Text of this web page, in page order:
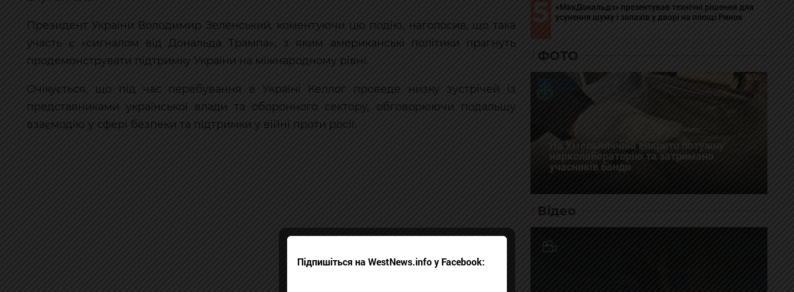
Президент України Володимир Зеленський, коментуючи цю подію, наголосив, що така
участь є «сигналом від Дональда Трампа», з яким американські політики прагнуть
продемонструвати підтримку України на міжнародному рівні.
Очікується, що під час перебування в Україні Келлог проведе низку зустрічей із
представниками української влади та оборонного сектору, обговорюючи подальшу
взаємодію у сфері безпеки та підтримки у війні проти росії.
5
«МакДональдз» презентував технічні рішення для
усунення шуму і запахів у дворі на площі Ринок
ФОТО
На Хмельниччині викрито потужну
нарколабораторію та затримано
учасників банди
Відео
Підпишіться на WestNews.info у Facebook: